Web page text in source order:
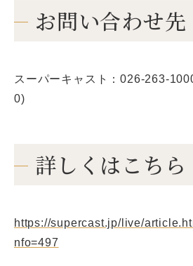
お問い合わせ先
スーパーキャスト：026-263-
0)
詳しくはこちら
https://supercast.jp/live/
nfo=497